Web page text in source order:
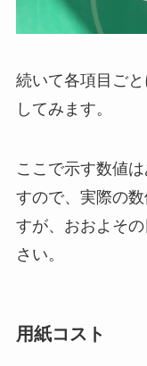
続いて各項目ご
してみます。
ここで示す数値
すので、実際の
すが、おおよそ
さい。
用紙コスト